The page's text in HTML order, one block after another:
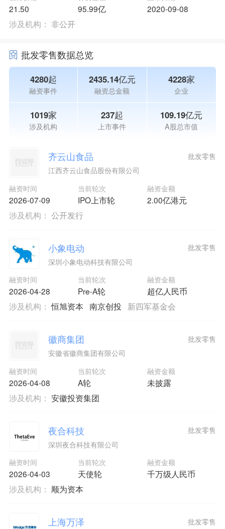
21.50 95.99亿
2020-09-08
涉及机构： 非公开
批发零售数据总览
4280起
融资事件
2435.14亿元
融资总金额
4228家
企业
1019家
涉及机构
237起
上市事件
109.19亿元
A股总市值
齐云山食品
江西齐云山食品股份有限公司
融资时间
2026-07-09
当前轮次
IPO上市轮
融资金额
2.00亿港元
批发零售
涉及机构： 公开发行
小象电动
深圳小象电动科技有限公司
融资时间
2026-04-28
当前轮次
Pre-A轮
融资金额
超亿人民币
批发零售
涉及机构：恒旭资本 南京创投 新四军基金会
徽商集团
安徽省徽商集团有限公司
融资时间
2026-04-08
当前轮次
A轮
融资金额
未披露
批发零售
涉及机构： 安徽投资集团
夜合科技
深圳夜合科技有限公司
融资时间
2026-04-03
当前轮次
天使轮
融资金额
千万级人民币
批发零售
涉及机构： 顺为资本
上海万泽 批发零售